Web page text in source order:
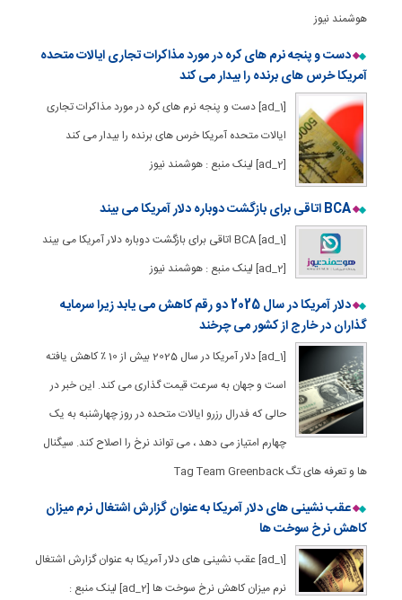
هوشمند نیوز
دست و پنجه نرم های کره در مورد مذاکرات تجاری ایالات متحده
آمریکا خرس های برنده را بیدار می کند
[ad_1] دست و پنجه نرم های کره در مورد مذاکرات تجاری
ایالات متحده آمریکا خرس های برنده را بیدار می کند
[ad_2] لینک منبع : هوشمند نیوز
BCA اتاقی برای بازگشت دوباره دلار آمریکا می بیند
[ad_1] BCA اتاقی برای بازگشت دوباره دلار آمریکا می بیند
[ad_2] لینک منبع : هوشمند نیوز
دلار آمریکا در سال 2025 دو رقم کاهش می یابد زیرا سرمایه
گذاران در خارج از کشور می چرخند
[ad_1] دلار آمریکا در سال 2025 بیش از 10 ٪ کاهش یافته
است و جهان به سرعت قیمت گذاری می کند. این خبر در
حالی که فدرال رزرو ایالات متحده در روز چهارشنبه به یک
چهارم امتیاز می دهد ، می تواند نرخ را اصلاح کند. سیگنال
ها و تعرفه های تگ Tag Team Greenback
عقب نشینی های دلار آمریکا به عنوان گزارش اشتغال نرم میزان
کاهش نرخ سوخت ها
[ad_1] عقب نشینی های دلار آمریکا به عنوان گزارش اشتغال
نرم میزان کاهش نرخ سوخت ها [ad_2] لینک منبع :